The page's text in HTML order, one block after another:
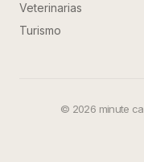
Veterinarias
Turismo
© 2026 minute